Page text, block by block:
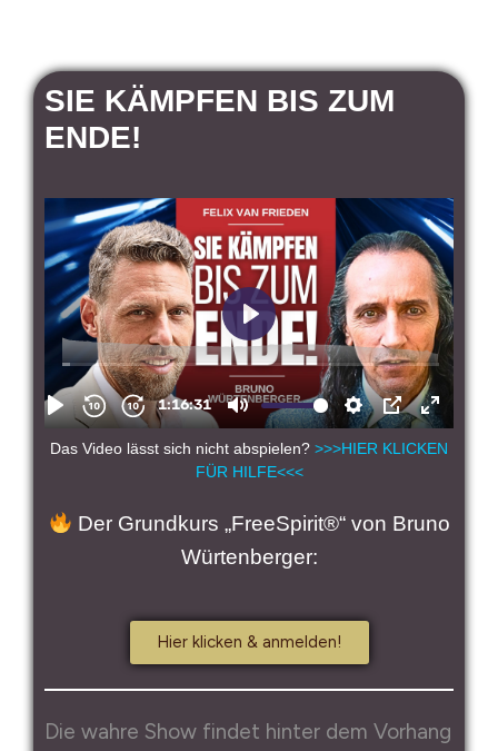
SIE KÄMPFEN BIS ZUM
ENDE!
Das Video lässt sich nicht abspielen? >>>HIER KLICKEN
FÜR HILFE<<<
Der Grundkurs „FreeSpirit®“ von Bruno
Würtenberger:
Hier klicken & anmelden!
Die wahre Show findet hinter dem Vorhang